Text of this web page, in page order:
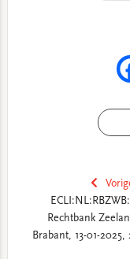
Rechtbank
Brabant, 13-01-2025,